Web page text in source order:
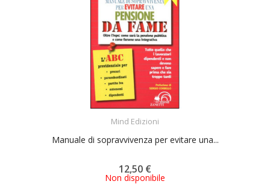
Mind Edizioni
Manuale di sopravvivenza per evitare una...
12,50 €
Non disponibile